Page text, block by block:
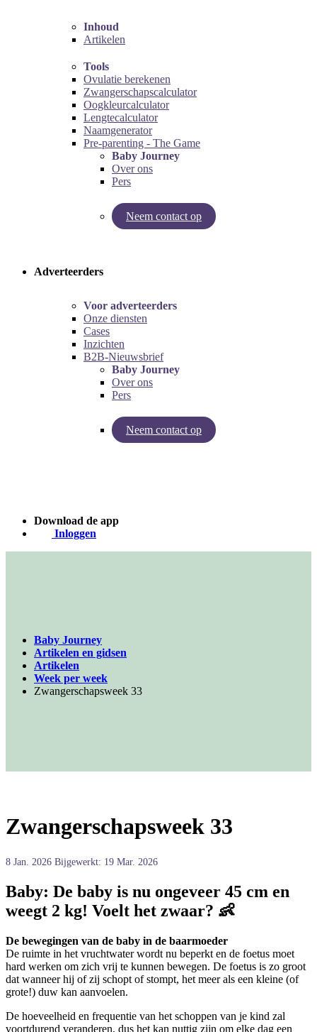
Inhoud
Artikelen
Tools
Ovulatie berekenen
Zwangerschapscalculator
Oogkleurcalculator
Lengtecalculator
Naamgenerator
Pre-parenting - The Game
Baby Journey
Over ons
Pers
Neem contact op
Try our pregnancy calculator!
Adverteerders
Voor adverteerders
Onze diensten
Cases
Inzichten
B2B-Nieuwsbrief
Baby Journey
Over ons
Pers
Neem contact op
Inzichten van Baby Journey
Download de app
Inloggen
Baby Journey
Artikelen en gidsen
Artikelen
Week per week
Zwangerschapsweek 33
Zwangerschapsweek 33
8 Jan. 2026 Bijgewerkt: 19 Mar. 2026
Baby: De baby is nu ongeveer 45 cm en
weegt 2 kg! Voelt het zwaar? 👶
De bewegingen van de baby in de baarmoeder
De ruimte in het vruchtwater wordt nu beperkt en de foetus moet
hard werken om zich vrij te kunnen bewegen. De foetus is zo groot
dat wanneer hij of zij schopt of stompt, het meer als een kleine (of
grote!) duw kan aanvoelen.
De hoeveelheid en frequentie van het schoppen van je kind zal
voortdurend veranderen, dus het kan nuttig zijn om elke dag een